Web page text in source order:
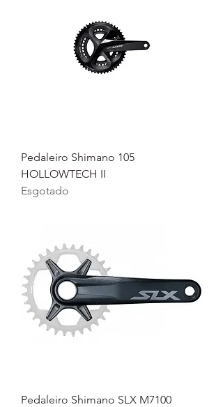
Pedaleiro Shimano 105
HOLLOWTECH II
Esgotado
Pedaleiro Shimano SLX M7100